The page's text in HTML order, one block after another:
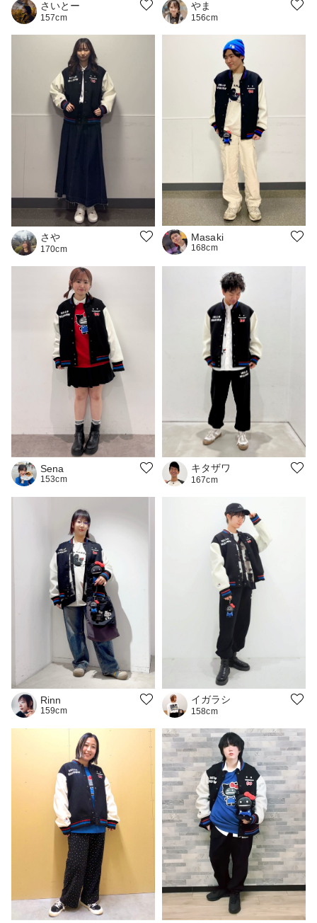
さいとー
157cm
やま
156cm
さや
170cm
Masaki
168cm
Sena
153cm
キタザワ
167cm
Rinn
159cm
イガラシ
158cm